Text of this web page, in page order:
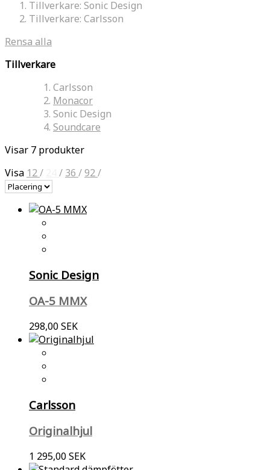
Tillverkare: Sonic Design
Tillverkare: Carlsson
Rensa alla
Tillverkare
Carlsson
Monacor
Sonic Design
Soundcare
Visar 7 produkter
Visa 12/ / 36 /92/
Sonic Design
OA-5 MMX
298,00 SEK
Carlsson
Originalhjul
1 295,00 SEK